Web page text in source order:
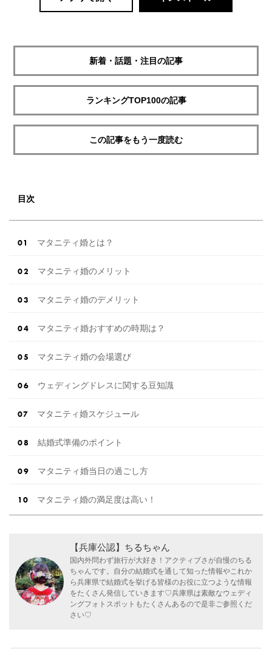
新着・話題・注目の記事
ランキングTOP100の記事
この記事をもう一度読む
目次
マタニティ婚とは？
マタニティ婚のメリット
マタニティ婚のデメリット
マタニティ婚おすすめの時期は？
マタニティ婚の会場選び
ウェディングドレスに関する豆知識
マタニティ婚スケジュール
結婚式準備のポイント
マタニティ婚当日の過ごし方
マタニティ婚の満足度は高い！
【兵庫公認】ちるちゃん
国内外問わず旅行が大好き！アクティブさが自慢のちる
ちゃんです。自分の結婚式を通して知った情報やこれか
ら兵庫県で結婚式を挙げる皆様のお役に立つような情報
をたくさん発信していきます♡兵庫県は素敵なウェディ
ングフォトスポットもたくさんあるので是非ご参照くだ
さい♡